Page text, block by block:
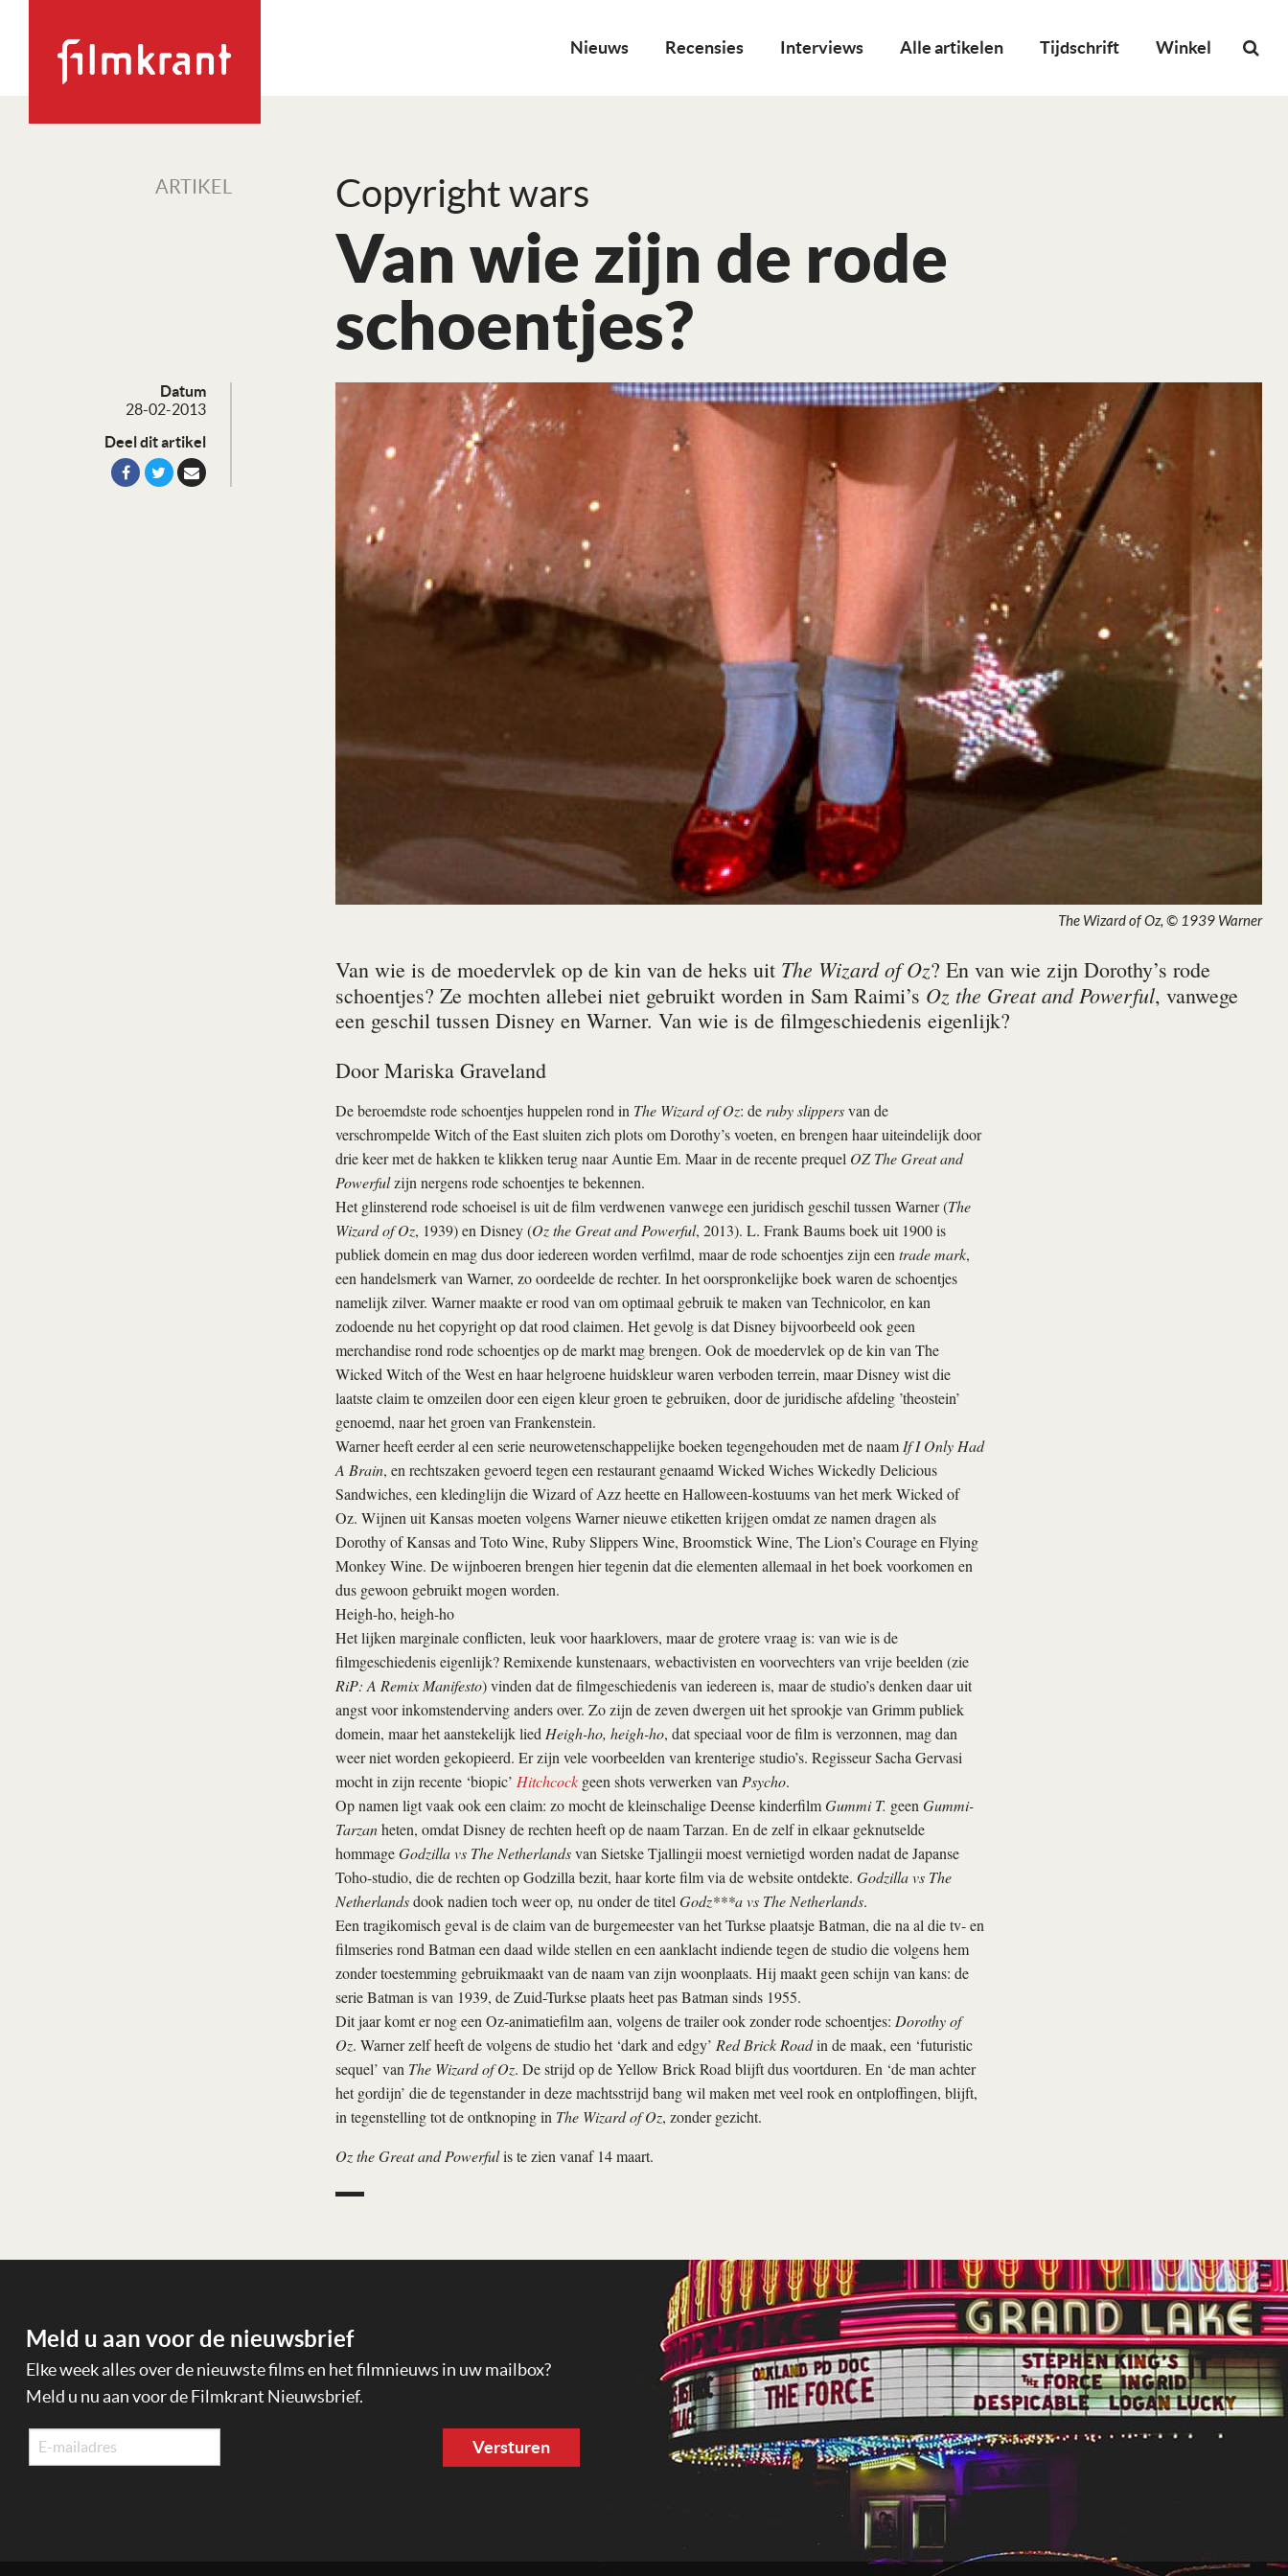
Nieuws Recensies Interviews Alle artikelen Tijdschrift Winkel
ARTIKEL Copyright wars
Van wie zijn de rode
schoentjes?
Datum
28-02-2013
Deel dit artikel
The Wizard of Oz, © 1939 Warner
Van wie is de moedervlek op de kin van de heks uit The Wizard of Oz? En van wie zijn Dorothy’s rode
schoentjes? Ze mochten allebei niet gebruikt worden in Sam Raimi’s Oz the Great and Powerful, vanwege
een geschil tussen Disney en Warner. Van wie is de filmgeschiedenis eigenlijk?
DoorMariska Graveland
De beroemdste rode schoentjes huppelen rond in The Wizard of Oz: de ruby slippersvan de
verschrompelde Witch of the East sluiten zich plots om Dorothy’s voeten, en brengen haar uiteindelijk door
drie keer met de hakken te klikken terug naar Auntie Em. Maar in de recente prequel OZ The Great and
Powerfulzijn nergens rode schoentjes te bekennen.
Het glinsterend rode schoeisel is uit de film verdwenen vanwege een juridisch geschil tussen Warner (The
Wizard of Oz, 1939) en Disney (Oz the Great and Powerful, 2013). L. Frank Baums boek uit 1900 is
publiek domein en mag dus door iedereen worden verfilmd, maar de rode schoentjes zijn een trade mark,
een handelsmerk van Warner, zo oordeelde de rechter. In het oorspronkelijke boek waren de schoentjes
namelijk zilver. Warner maakte er rood van om optimaal gebruik te maken van Technicolor, en kan
zodoende nu het copyright op dat rood claimen. Het gevolg is dat Disney bijvoorbeeld ook geen
merchandise rond rode schoentjes op de markt mag brengen. Ook de moedervlek op de kin van The
Wicked Witch of the West en haar helgroene huidskleur waren verboden terrein, maar Disney wist die
laatste claim te omzeilen door een eigen kleur groen te gebruiken, door de juridische afdeling ’theostein’
genoemd, naar het groen van Frankenstein.
Warner heeft eerder al een serie neurowetenschappelijke boeken tegengehouden met de naam If I Only Had
A Brain, en rechtszaken gevoerd tegen een restaurant genaamd Wicked Wiches Wickedly Delicious
Sandwiches, een kledinglijn die Wizard of Azz heette en Halloween-kostuums van het merk Wicked of
Oz. Wijnen uit Kansas moeten volgens Warner nieuwe etiketten krijgen omdat ze namen dragen als
Dorothy of Kansas and Toto Wine, Ruby Slippers Wine, Broomstick Wine, The Lion’s Courage en Flying
Monkey Wine. De wijnboeren brengen hier tegenin dat die elementen allemaal in het boek voorkomen en
dus gewoon gebruikt mogen worden.
Heigh-ho, heigh-ho
Het lijken marginale conflicten, leuk voor haarklovers, maar de grotere vraag is: van wie is de
filmgeschiedenis eigenlijk? Remixende kunstenaars, webactivisten en voorvechters van vrije beelden (zie
RiP: A Remix Manifesto) vinden dat de filmgeschiedenis van iedereen is, maar de studio’s denken daar uit
angst voor inkomstenderving anders over. Zo zijn de zeven dwergen uit het sprookje van Grimm publiek
domein, maar het aanstekelijk lied Heigh-ho, heigh-ho, dat speciaal voor de film is verzonnen, mag dan
weer niet worden gekopieerd. Er zijn vele voorbeelden van krenterige studio’s. Regisseur Sacha Gervasi
mocht in zijn recente ‘biopic’ Hitchcock geen shots verwerken van Psycho.
Op namen ligt vaak ook een claim: zo mocht de kleinschalige Deense kinderfilmGummi T. geen Gummi-
Tarzanheten, omdat Disney de rechten heeft op de naam Tarzan. En de zelf in elkaar geknutselde
hommageGodzilla vs The Netherlandsvan Sietske Tjallingii moest vernietigd worden nadat de Japanse
Toho-studio, die de rechten op Godzilla bezit, haar korte film via de website ontdekte. Godzilla vs The
Netherlandsdook nadien toch weer op, nu onder de titel Godz***a vs The Netherlands.
Een tragikomisch geval is de claim van de burgemeester van het Turkse plaatsje Batman, die na al die tv- en
filmseries rond Batman een daad wilde stellen en een aanklacht indiende tegen de studio die volgens hem
zonder toestemming gebruikmaakt van de naam van zijn woonplaats. Hij maakt geen schijn van kans: de
serie Batman is van 1939, de Zuid-Turkse plaats heet pas Batman sinds 1955.
Dit jaar komt er nog een Oz-animatiefilm aan, volgens de trailer ook zonder rode schoentjes: Dorothy of
Oz. Warner zelf heeft de volgens de studio het ‘dark and edgy’ Red Brick Roadin de maak, een ‘futuristic
sequel’ van The Wizard of Oz. De strijd op de Yellow Brick Road blijft dus voortduren. En ‘de man achter
het gordijn’ die de tegenstander in deze machtsstrijd bang wil maken met veel rook en ontploffingen, blijft,
in tegenstelling tot de ontknoping in The Wizard of Oz, zonder gezicht.
Oz the Great and Powerfulis te zien vanaf 14 maart.
Meld u aan voor de nieuwsbrief
Elke week alles over de nieuwste films en het filmnieuws in uw mailbox?
Meld u nu aan voor de Filmkrant Nieuwsbrief.